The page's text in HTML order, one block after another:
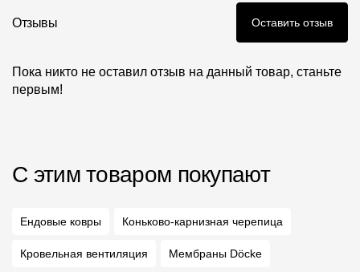
Отзывы Оставить отзыв
Пока никто не оставил отзыв на данный товар, станьте
первым!
С этим товаром покупают
Ендовые ковры Коньково-карнизная черепица
Кровельная вентиляция Мембраны Döcke